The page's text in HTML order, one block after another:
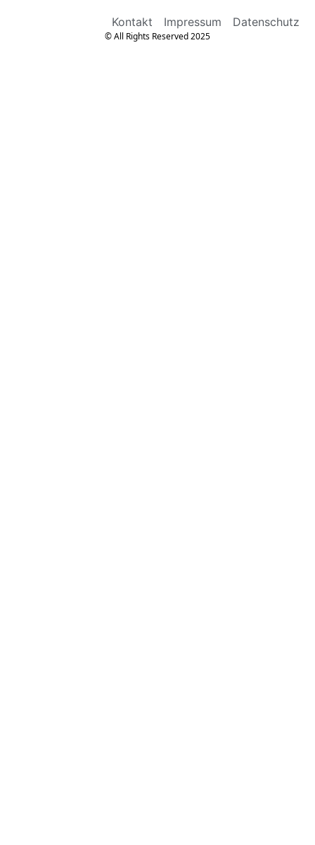
Kontakt Impressum Datenschutz
© All Rights Reserved 2025